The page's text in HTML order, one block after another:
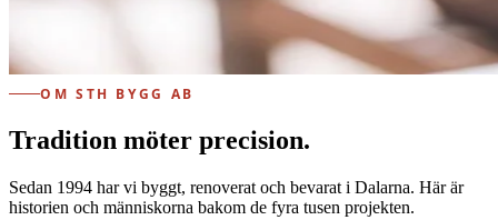
OM STH BYGG AB
Tradition möter precision.
Sedan 1994 har vi byggt, renoverat och bevarat i Dalarna. Här är
historien och människorna bakom de fyra tusen projekten.